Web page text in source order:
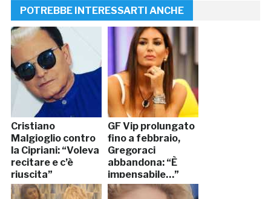
POTREBBE INTERESSARTI ANCHE
Cristiano
Malgioglio contro
la Cipriani: “Voleva
recitare e c’è
riuscita”
GF Vip prolungato
fino a febbraio,
Gregoraci
abbandona: “È
impensabile…”